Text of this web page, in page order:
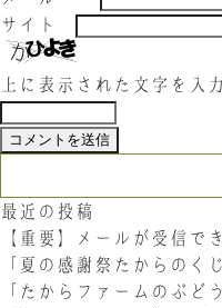
サイト
上に表示された文字を入
最近の投稿
【重要】メールが受信
「夏の感謝祭たからのく
「たからファームのぶど